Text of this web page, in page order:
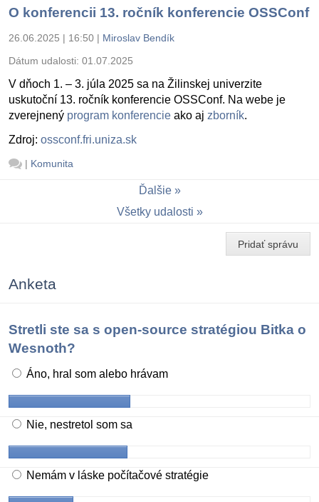
O konferencii 13. ročník konferencie OSSConf
26.06.2025 | 16:50 | Miroslav Bendík
Dátum udalosti: 01.07.2025
V dňoch 1. – 3. júla 2025 sa na Žilinskej univerzite
uskutoční 13. ročník konferencie OSSConf. Na webe je
zverejnený program konferencie ako aj zborník.
Zdroj: ossconf.fri.uniza.sk
| Komunita
Ďalšie
Všetky udalosti
Pridať správu
Anketa
Stretli ste sa s open-source stratégiou Bitka o
Wesnoth?
Áno, hral som alebo hrávam
Nie, nestretol som sa
Nemám v láske počítačové stratégie